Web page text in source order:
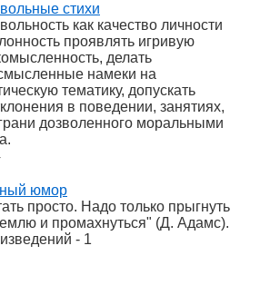
стихи
как качество личности
проявлять игривую
делать
намеки на
тематику, допускать
в поведении, занятиях,
дозволенного моральными
юмор
просто. Надо только прыгнуть
и промахнуться" (Д. Адамс).
- 1